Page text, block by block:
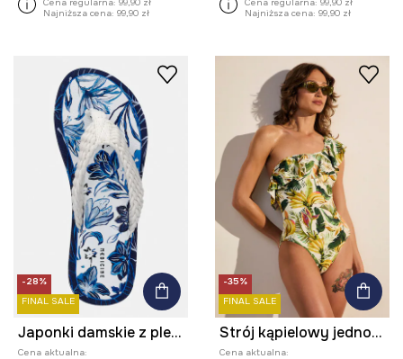
Najniższa cena: 99,90 zł
Najniższa cena: 99,90 zł
-28%
FINAL SALE
Japonki damskie z plecionymi paskami
Cena aktualna:
-35%
FINAL SALE
Strój kąpielowy jednoczęściowy damski z motywem roślinnym
Cena aktualna: